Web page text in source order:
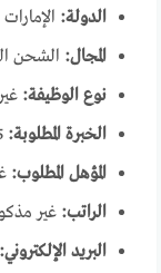
الدولة:
المجال: الشحن
نوع الوظيفة:
الخبرة المطلوبة: 5 سنوات فأكثر داخل الإمارات
المؤهل المطلوب:
الراتب: غير
البريد الإلكتروني: